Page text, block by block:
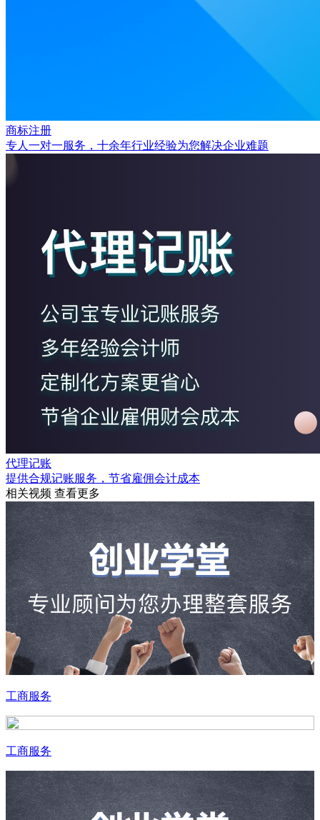
商标注册
专人一对一服务，十余年行业经验为您解决企业难题
代理记账
提供合规记账服务，节省雇佣会计成本
相关视频 查看更多
工商服务
工商服务